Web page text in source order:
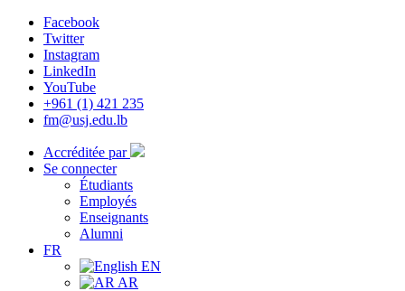
Facebook
Twitter
Instagram
LinkedIn
YouTube
+961 (1) 421 235
fm@usj.edu.lb
Accréditée par
Se connecter
Étudiants
Employés
Enseignants
Alumni
FR
EN
AR